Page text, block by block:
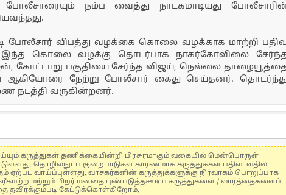
போலீசாரையும் நம்ப வைத்து நாடகமாடியது
போலீசார் விபத்து வழக்கை கொலை வழக்காக மாற்றி
கொலை வழக்கு தொடர்பாக நாகர்கோவிலை
கோட்டாறு பகுதியை சேர்ந்த விஜய், நெல்லை
ஆகியோரை நேற்று போலீசார் கைது செய்தனர்.
நடத்தி வருகின்றனர்.
கருத்துகள் தணிக்கையின்றி பிரசுரமாகும் வகையில் மென்பொருள்
தொழில்நுட்ப குறைபாடுகள் காரணமாக கருத்துக்கள் பதிவாவதில்
ஏற்பட வாய்ப்புள்ளது. வாசகர்களின் கருத்துக்களுக்கு நிர்வாகம் பொறுப்பாக
மற்றும் பிறர் மனதை புண்படுத்தகூடிய கருத்துகளை / வார்த்தைகளைப்
தவிர்க்கும்படி கேட்டுக்கொள்கிறோம்.